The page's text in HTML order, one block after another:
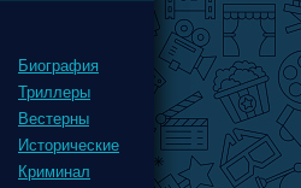
Биография
Триллеры
Вестерны
Исторические
Криминал